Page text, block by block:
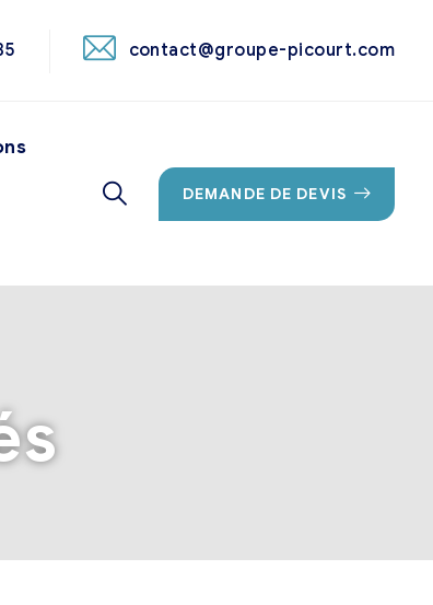
contact@groupe-picourt.com
DEMANDE DE DEVIS